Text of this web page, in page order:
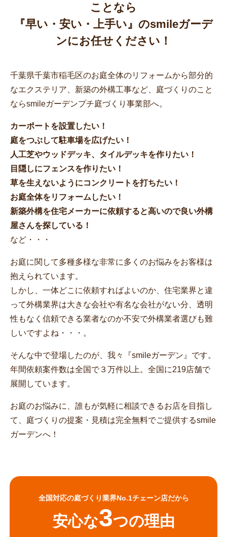
ことなら
『早い・安い・上手い』のsmileガーデ
ンにお任せください！
千葉県千葉市稲毛区のお庭全体のリフォームから部分的
なエクステリア、新築の外構工事など、庭づくりのこと
ならsmileガーデンプチ庭づくり事業部へ。
カーポートを設置したい！
庭をつぶして駐車場を広げたい！
人工芝やウッドデッキ、タイルデッキを作りたい！
目隠しにフェンスを作りたい！
草を生えないようにコンクリートを打ちたい！
お庭全体をリフォームしたい！
新築外構を住宅メーカーに依頼すると高いので良い外構
屋さんを探している！
など・・・
お庭に関して多種多様な非常に多くのお悩みをお客様は
抱えられています。
しかし、一体どこに依頼すればよいのか、住宅業界と違
って外構業界は大きな会社や有名な会社がない分、透明
性もなく信頼できる業者なのか不安で外構業者選びも難
しいですよね・・・。
そんな中で登場したのが、我々『smileガーデン』です。
年間依頼案件数は全国で３万件以上。全国に219店舗で
展開しています。
お庭のお悩みに、誰もが気軽に相談できるお店を目指し
て、庭づくりの提案・見積は完全無料でご提供するsmile
ガーデンへ！
全国対応の庭づくり業界No.1チェーン店だから
安心な3つの理由